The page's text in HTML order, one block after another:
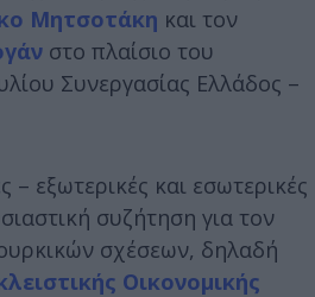
Μητσοτάκη και τον
στο πλαίσιο του
Συνεργασίας Ελλάδος –
– εξωτερικές και εσωτερικές
συζήτηση για τον
σχέσεων, δηλαδή
Οικονομικής